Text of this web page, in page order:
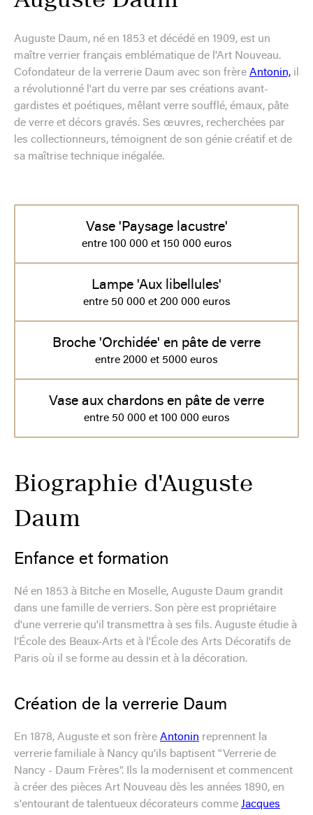
Auguste Daum, né en 1853 et décédé en 1909, est un
maître verrier français emblématique de l'Art Nouveau.
Cofondateur de la verrerie Daum avec son frère Antonin, il
a révolutionné l'art du verre par ses créations avant-
gardistes et poétiques, mêlant verre soufflé, émaux, pâte
de verre et décors gravés. Ses œuvres, recherchées par
les collectionneurs, témoignent de son génie créatif et de
sa maîtrise technique inégalée.
Vase 'Paysage lacustre'
entre 100 000 et 150 000 euros
Lampe 'Aux libellules'
entre 50 000 et 200 000 euros
Broche 'Orchidée' en pâte de verre
entre 2000 et 5000 euros
Vase aux chardons en pâte de verre
entre 50 000 et 100 000 euros
Biographie d'Auguste
Daum
Enfance et formation
Né en 1853 à Bitche en Moselle, Auguste Daum grandit
dans une famille de verriers. Son père est propriétaire
d'une verrerie qu'il transmettra à ses fils. Auguste étudie à
l'École des Beaux-Arts et à l'École des Arts Décoratifs de
Paris où il se forme au dessin et à la décoration.
Création de la verrerie Daum
En 1878, Auguste et son frère Antonin reprennent la
verrerie familiale à Nancy qu'ils baptisent "Verrerie de
Nancy - Daum Frères". Ils la modernisent et commencent
à créer des pièces Art Nouveau dès les années 1890, en
s'entourant de talentueux décorateurs comme Jacques